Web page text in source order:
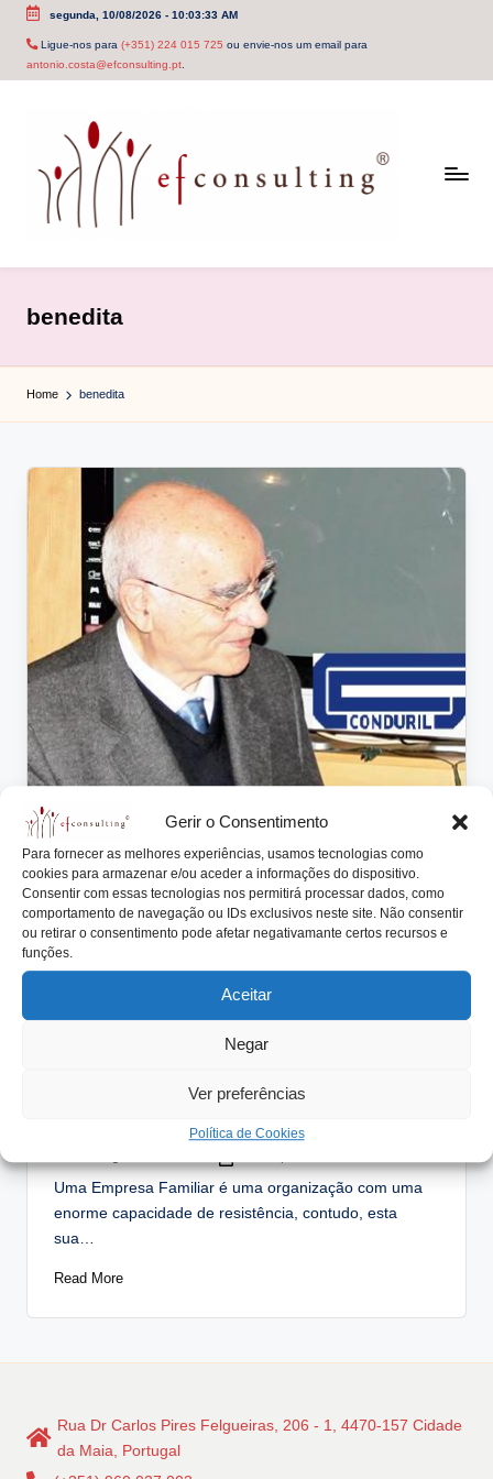
Gerir o Consentimento
Para fornecer as melhores experiências, usamos tecnologias como
cookies para armazenar e/ou aceder a informações do dispositivo.
Consentir com essas tecnologias nos permitirá processar dados, como
comportamento de navegação ou IDs exclusivos neste site. Não consentir
ou retirar o consentimento pode afetar negativamante certos recursos e
funções.
Aceitar
Negar
Ver preferências
Política de Cookies
Skip
segunda, 10/08/2026- 10:03:33 AM
Ligue-nos para (+351) 224 015 725 ou envie-nos um email para
antonio.costa@efconsulting.pt.
c
o
n
u
lt
.
p
t
benedita
Home benedita
Posted
Artigos
procedimentos profissionais de
Posted
by
Uma Empresa Familiar é uma organização com uma
enorme capacidade de resistência, contudo, esta
sua…
Read More
Rua Dr Carlos Pires Felgueiras, 206 - 1, 4470-157 Cidade
da Maia, Portugal